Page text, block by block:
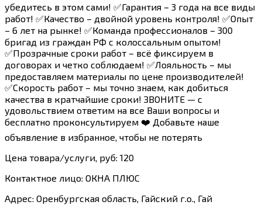
убедитесь в этом сами! ✅Гарантия – 3 года на все виды
работ! ✅Качество – двойной уровень контроля! ✅Опыт
– 6 лет на рынке! ✅Команда профессионалов – 300
бригад из граждан РФ с колоссальным опытом!
✅Прозрачные сроки работ – всё фиксируем в
договорах и четко соблюдаем! ✅Лояльность – мы
предоставляем материалы по цене производителей!
✅Скорость работ – мы точно знаем, как добиться
качества в кратчайшие сроки! ЗВОНИТЕ — с
удовольствием ответим на все Ваши вопросы и
бесплатно проконсультируем ❤️ Добавьте наше
объявление в избранное, чтобы не потерять
Цена товара/услуги, руб: 120
Контактное лицо: ОКНА ПЛЮС
Адрес: Оренбургская область, Гайский г.о., Гай